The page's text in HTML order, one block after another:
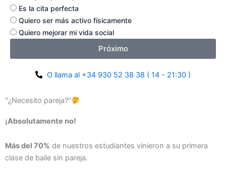
Es la cita perfecta
Quiero ser más activo físicamente
Quiero mejorar mi vida social
Próximo
O llama al +34 930 52 38 38 ( 14 - 21:30 )
"¿Necesito pareja?"
¡Absolutamente no!
Más del 70% de nuestros estudiantes vinieron a su primera
clase de baile sin pareja.